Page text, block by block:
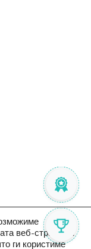
веб-страница.
ги користиме